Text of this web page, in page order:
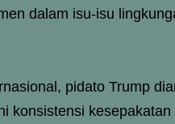
dalam isu-isu
pidato Trump
konsistensi